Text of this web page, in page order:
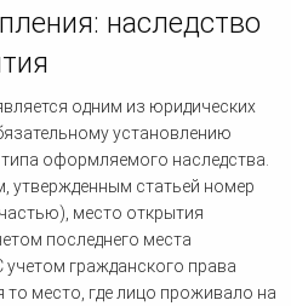
наследство
одним из юридических
установлению
оформляемого наследства.
статьей номер
место открытия
последнего места
гражданского права
место, где лицо проживало на